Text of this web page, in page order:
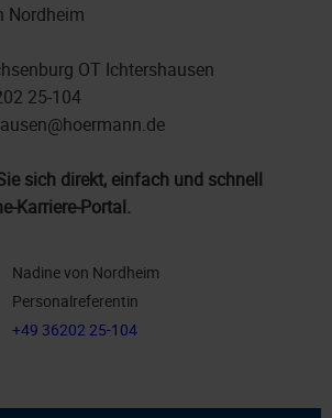
Nordheim
OT Ichtershausen
25-104
sich direkt, einfach und schnell
Karriere-Portal.
Nadine von Nordheim
Personalreferentin
+49 36202 25-104